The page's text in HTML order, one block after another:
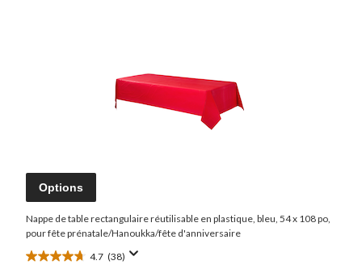
Options
Nappe de table rectangulaire réutilisable en plastique, bleu, 54 x 108 po,
pour fête prénatale/Hanoukka/fête d'anniversaire
4.7 (38)
4.7